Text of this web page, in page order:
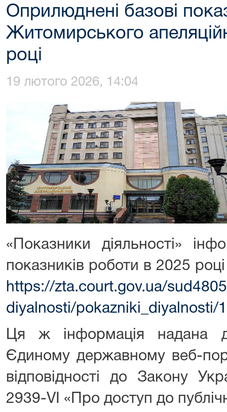
Оприлюднені базові
Житомирського
році
19 лютого 2026, 14:04
«Показники діяльності»
показників роботи в 2025
https://zta.court.gov.ua/
diyalnosti/pokazniki_diyalnosti/
Ця ж інформація надана
Єдиному державному веб-
відповідності до Закону
2939-VІ «Про доступ до